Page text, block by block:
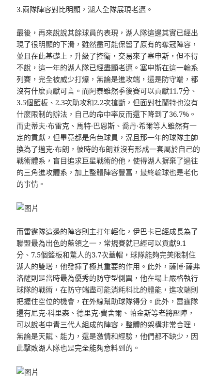
3.兩隊陣容對比明顯，湖人全隊展現老邁。
最後，再來說說其餘球員的表現，湖人隊這邊其實已經出
現了很明顯的下滑，雖然盡可能保留了原有的奪冠陣容，
並且在此基礎上，升級了控衛，交易來了塞申斯，但不得
不說，這一年的湖人隊已經盡顯老邁。塞申斯在這一輪系
列賽，完全被威少打爆，無論是進攻端，還是防守端，都
沒有什麼貢獻可言。而阿泰雖然季後賽可以貢獻11.7分、
3.5個籃板、2.3次助攻和2.2次搶斷，但面對杜蘭特也沒有
什麼限制的辦法，自己的命中率反而還下降到了36.7%。
而史蒂夫·布雷克、馬特·巴恩斯、喬丹·希爾等人雖然有一
定的貢獻，但畢竟都是角色球員，況且那一年的球隊主帥
換為了邁克·布朗，彼時的布朗並沒有形成一套屬於自己的
戰術體系，盲目追求巨星戰術的他，使得湖人摒棄了過往
的三角進攻體系，加上整體陣容豐富，最終輸球也是老化
的事情。
而雷霆隊這邊的陣容則主打年輕化，伊巴卡已經成長為了
聯盟最為出色的藍領之一，常規賽就已經可以貢獻9.1
分、7.5個籃板和驚人的3.7次蓋帽，球隊能夠完美限制住
湖人的雙塔，他發揮了極其重要的作用。此外，薩博·薩弗
洛薩則是當時最為優秀的防守型側翼，他在場上嚴格執行
球隊的戰術，在防守端盡可能消耗科比的體能，進攻端則
把握住空位的機會，在外線幫助球隊得分。此外，雷霆隊
還有尼克·科里森、德里克·費舍爾、帕金斯等老將壓陣，
可以說老中青三代人組成的陣容，整體的架構非常合理，
無論是天賦、能力，還是激情和經驗，他們都不缺少，因
此擊敗湖人隊也是完全能夠意料到的。
×